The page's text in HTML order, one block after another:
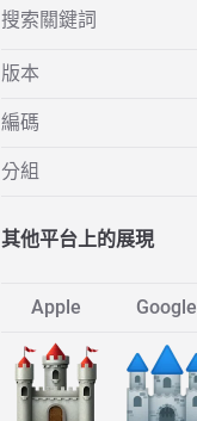
搜索關鍵詞
版本
編碼
分組
其他平台上的展現
Apple Google